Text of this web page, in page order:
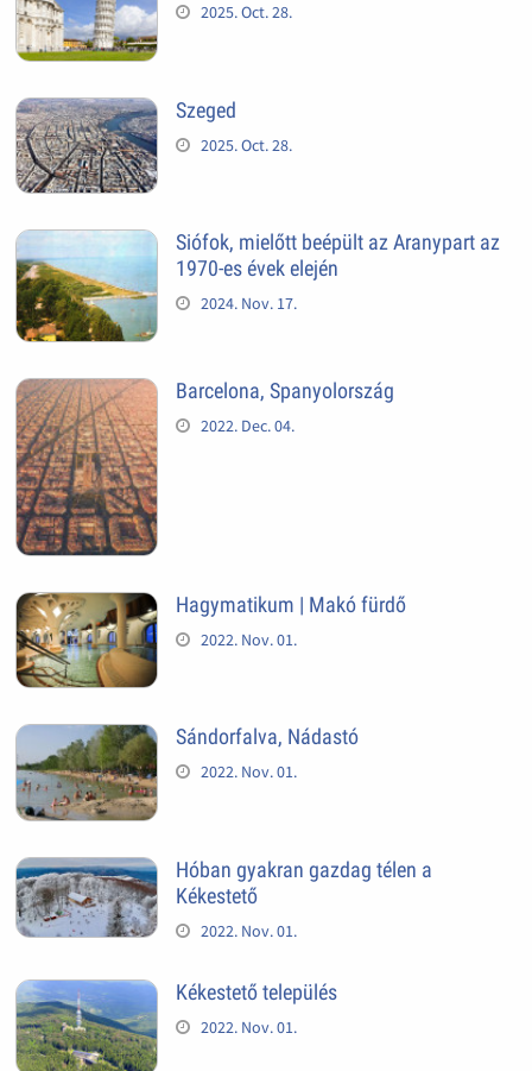
2025. Oct. 28.
Szeged
2025. Oct. 28.
Siófok, mielőtt beépült az Aranypart az
1970-es évek elején
2024. Nov. 17.
Barcelona, Spanyolország
2022. Dec. 04.
Hagymatikum | Makó fürdő
2022. Nov. 01.
Sándorfalva, Nádastó
2022. Nov. 01.
Hóban gyakran gazdag télen a
Kékestető
2022. Nov. 01.
Kékestető település
2022. Nov. 01.